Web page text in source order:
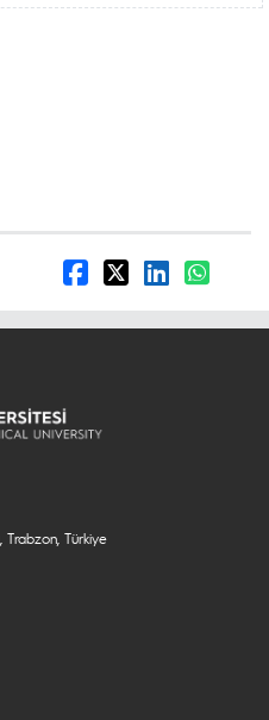
Trabzon, Türkiye